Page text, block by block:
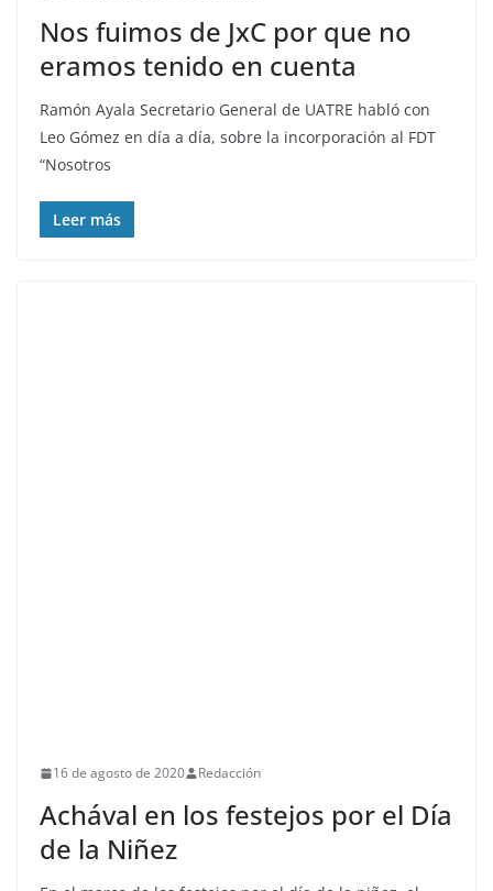
Nos fuimos de JxC por que no
eramos tenido en cuenta
Ramón Ayala Secretario General de UATRE habló con
Leo Gómez en día a día, sobre la incorporación al FDT
“Nosotros
Leer más
16 de agosto de 2020 Redacción
Achával en los festejos por el Día
de la Niñez